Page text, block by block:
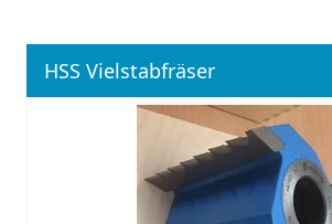
HSS Vielstabfräser